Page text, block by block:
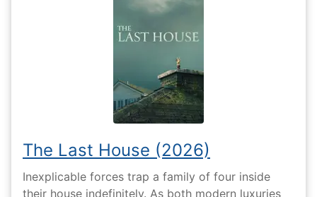
The Last House (2026)
Inexplicable forces trap a family of four inside
their house indefinitely. As both modern luxuries